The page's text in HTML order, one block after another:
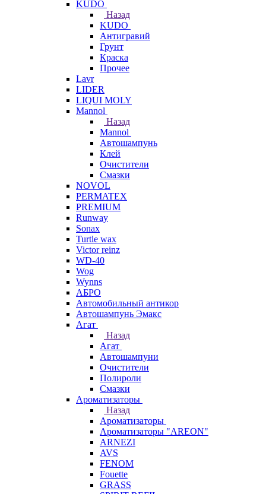
KUDO
Назад
KUDO
Антигравий
Грунт
Краска
Прочее
Lavr
LIDER
LIQUI MOLY
Mannol
Назад
Mannol
Автошампунь
Клей
Очистители
Смазки
NOVOL
PERMATEX
PREMIUM
Runway
Sonax
Turtle wax
Victor reinz
WD-40
Wog
Wynns
АБРО
Автомобильный антикор
Автошампунь Эмакс
Агат
Назад
Агат
Автошампуни
Очистители
Полироли
Смазки
Ароматизаторы
Назад
Ароматизаторы
Ароматизаторы "AREON"
ARNEZI
AVS
FENOM
Fouette
GRASS